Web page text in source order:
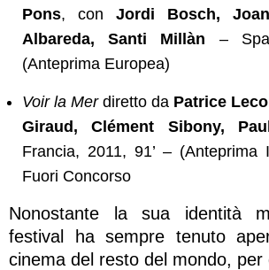
Pons, con Jordi Bosch,
Albareda, Santi Millàn –
(Anteprima Europea)
Voir la Merdiretto da Patrice
Giraud, Clément Sibony,
Francia, 2011, 91’ – (Anteprima
Fuori Concorso
Nonostante la sua identità
festival ha sempre tenuto
cinema del resto del mondo, per